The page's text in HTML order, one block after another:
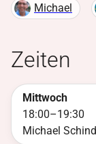
Michael
Zeiten
Mittwoch
18:00–19:30
Michael